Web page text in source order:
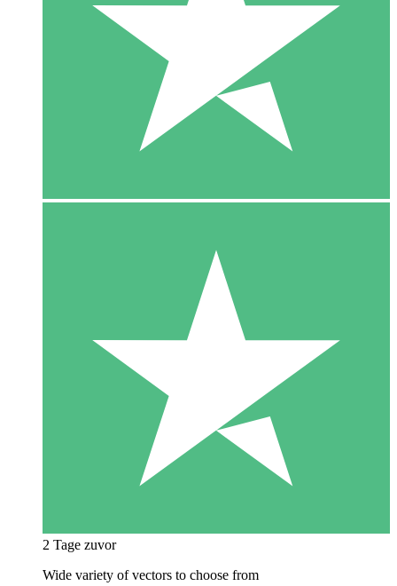
2 Tage zuvor
Wide variety of vectors to choose from